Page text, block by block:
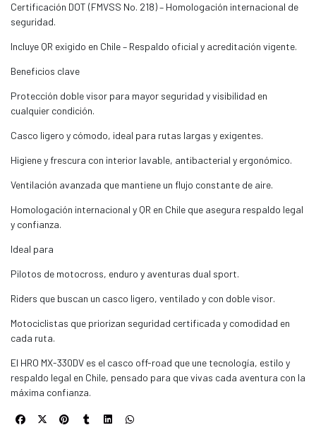
Certificación DOT (FMVSS No. 218) – Homologación internacional de
seguridad.
Incluye QR exigido en Chile – Respaldo oficial y acreditación vigente.
Beneficios clave
Protección doble visor para mayor seguridad y visibilidad en
cualquier condición.
Casco ligero y cómodo, ideal para rutas largas y exigentes.
Higiene y frescura con interior lavable, antibacterial y ergonómico.
Ventilación avanzada que mantiene un flujo constante de aire.
Homologación internacional y QR en Chile que asegura respaldo legal
y confianza.
Ideal para
Pilotos de motocross, enduro y aventuras dual sport.
Riders que buscan un casco ligero, ventilado y con doble visor.
Motociclistas que priorizan seguridad certificada y comodidad en
cada ruta.
El HRO MX-330DV es el casco off-road que une tecnología, estilo y
respaldo legal en Chile, pensado para que vivas cada aventura con la
máxima confianza.